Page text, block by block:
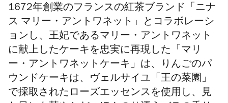
1672年創業のフランスの紅茶ブランド「ニナ
ス マリー・アントワネット」とコラボレーシ
ョンし、王妃であるマリー・アントワネット
に献上したケーキを忠実に再現した「マリ
ー・アントワネットケーキ」は、りんごのパ
ウンドケーキは、ヴェルサイユ「王の菜園」
で採取されたローズエッセンスを使用し、見